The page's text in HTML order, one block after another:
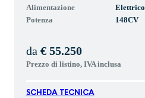
Alimentazione
Elettrico
Potenza
148CV
da € 55.250
Prezzo di listino, IVA inclusa
SCHEDA TECNICA